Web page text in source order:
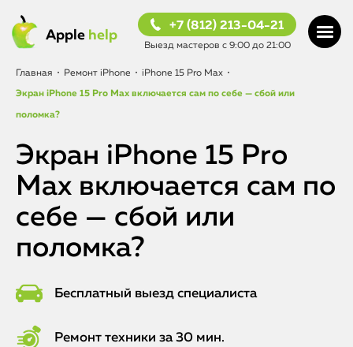
Apple help
+7 (812) 213-04-21
Выезд мастеров с 9:00 до 21:00
Главная • Ремонт iPhone • iPhone 15 Pro Max •
Экран iPhone 15 Pro Max включается сам по себе — сбой или
поломка?
Экран iPhone 15 Pro
Max включается сам по
себе — сбой или
поломка?
Бесплатный выезд специалиста
Ремонт техники за 30 мин.